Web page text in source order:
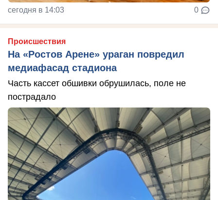
сегодня в 14:03 0
Происшествия
На «Ростов Арене» ураган повредил
медиафасад стадиона
Часть кассет обшивки обрушилась, поле не
пострадало